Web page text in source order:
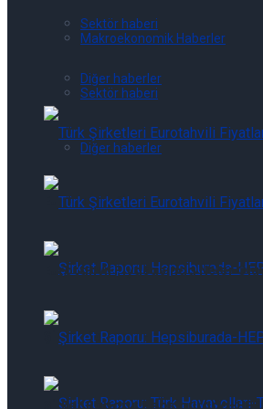
Sektör haberi
Diğer haberler
Eurotahvil Piyasasında Neler
Şirket Raporu: Hepsiburada-
Makroekonomik Haberler
Sektör haberi
Diğer haberler
Eurotahvil Piyasasında Neler
Şirket Raporu: Hepsiburada-